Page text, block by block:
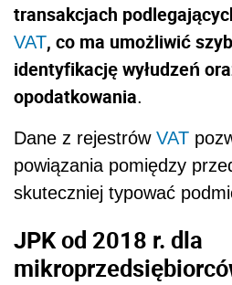
transakcjach
VAT, co ma umożliwić
identyfikację wyłudzeń
opodatkowania.
Dane z rejestrów VAT
powiązania pomiędzy
skuteczniej typować
JPK od 2018 r. dla